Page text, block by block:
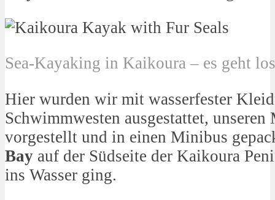
Sea-Kayaking in Kaikoura – es geht
Hier wurden wir mit wasserfester
Schwimmwesten ausgestattet,
vorgestellt und in einen Minibus
Bay auf der Südseite der Kaikoura
ins Wasser ging.